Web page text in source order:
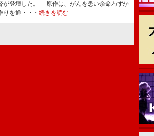
が登壇した。 原作は、がんを患い余命わずか
を通・・・ 続きを読む